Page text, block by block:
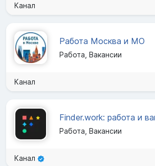
Канал
Работа Москва и МО
Работа, Вакансии
Канал
Finder.work: работа и
Работа, Вакансии
Канал